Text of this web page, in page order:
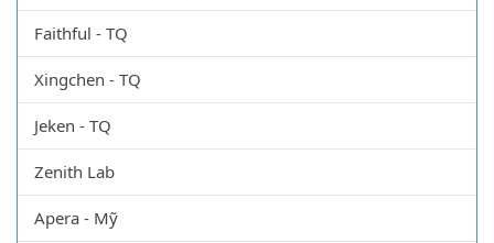
Faithful - TQ
Xingchen - TQ
Jeken - TQ
Zenith Lab
Apera - Mỹ